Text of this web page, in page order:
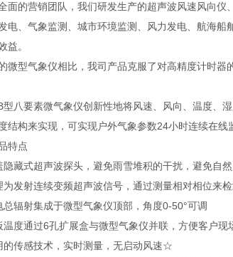
面的营销团队，我们研发生产的超声波风速风向
电、气象监测、城市环境监测、风力发电、航海
益。
微型气象仪相比，我司产品克服了对高精度计时
型八要素微气象仪创新性地将风速、风向、温度、
结构来实现，可实现户外气象参数24小时连续在线
特点
隐藏式超声波探头，避免雨雪堆积的干扰，避免自
为发射连续变频超声波信号，通过测量相对相位来
总辐射集成于微型气象仪顶部，角度0-50°可调
温度通过6孔扩展盒与微型气象仪并联，方便客户现
的传感技术，实时测量，无启动风速☆